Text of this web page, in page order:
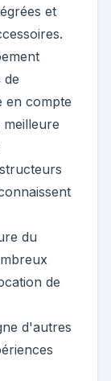
et
de
en compte
du
de
d'autres